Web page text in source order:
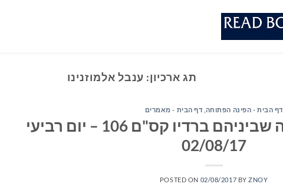
תג ארכיון: ענבל אלמוזנינו
דף הבית - הפינה הפתוחה דף הבית - מאמרים
ספרים סופרים ומה שביניהם ברדיו קס"ם 106 – יום רביעי
02/08/17
POSTED ON 02/08/2017 BYZNOY